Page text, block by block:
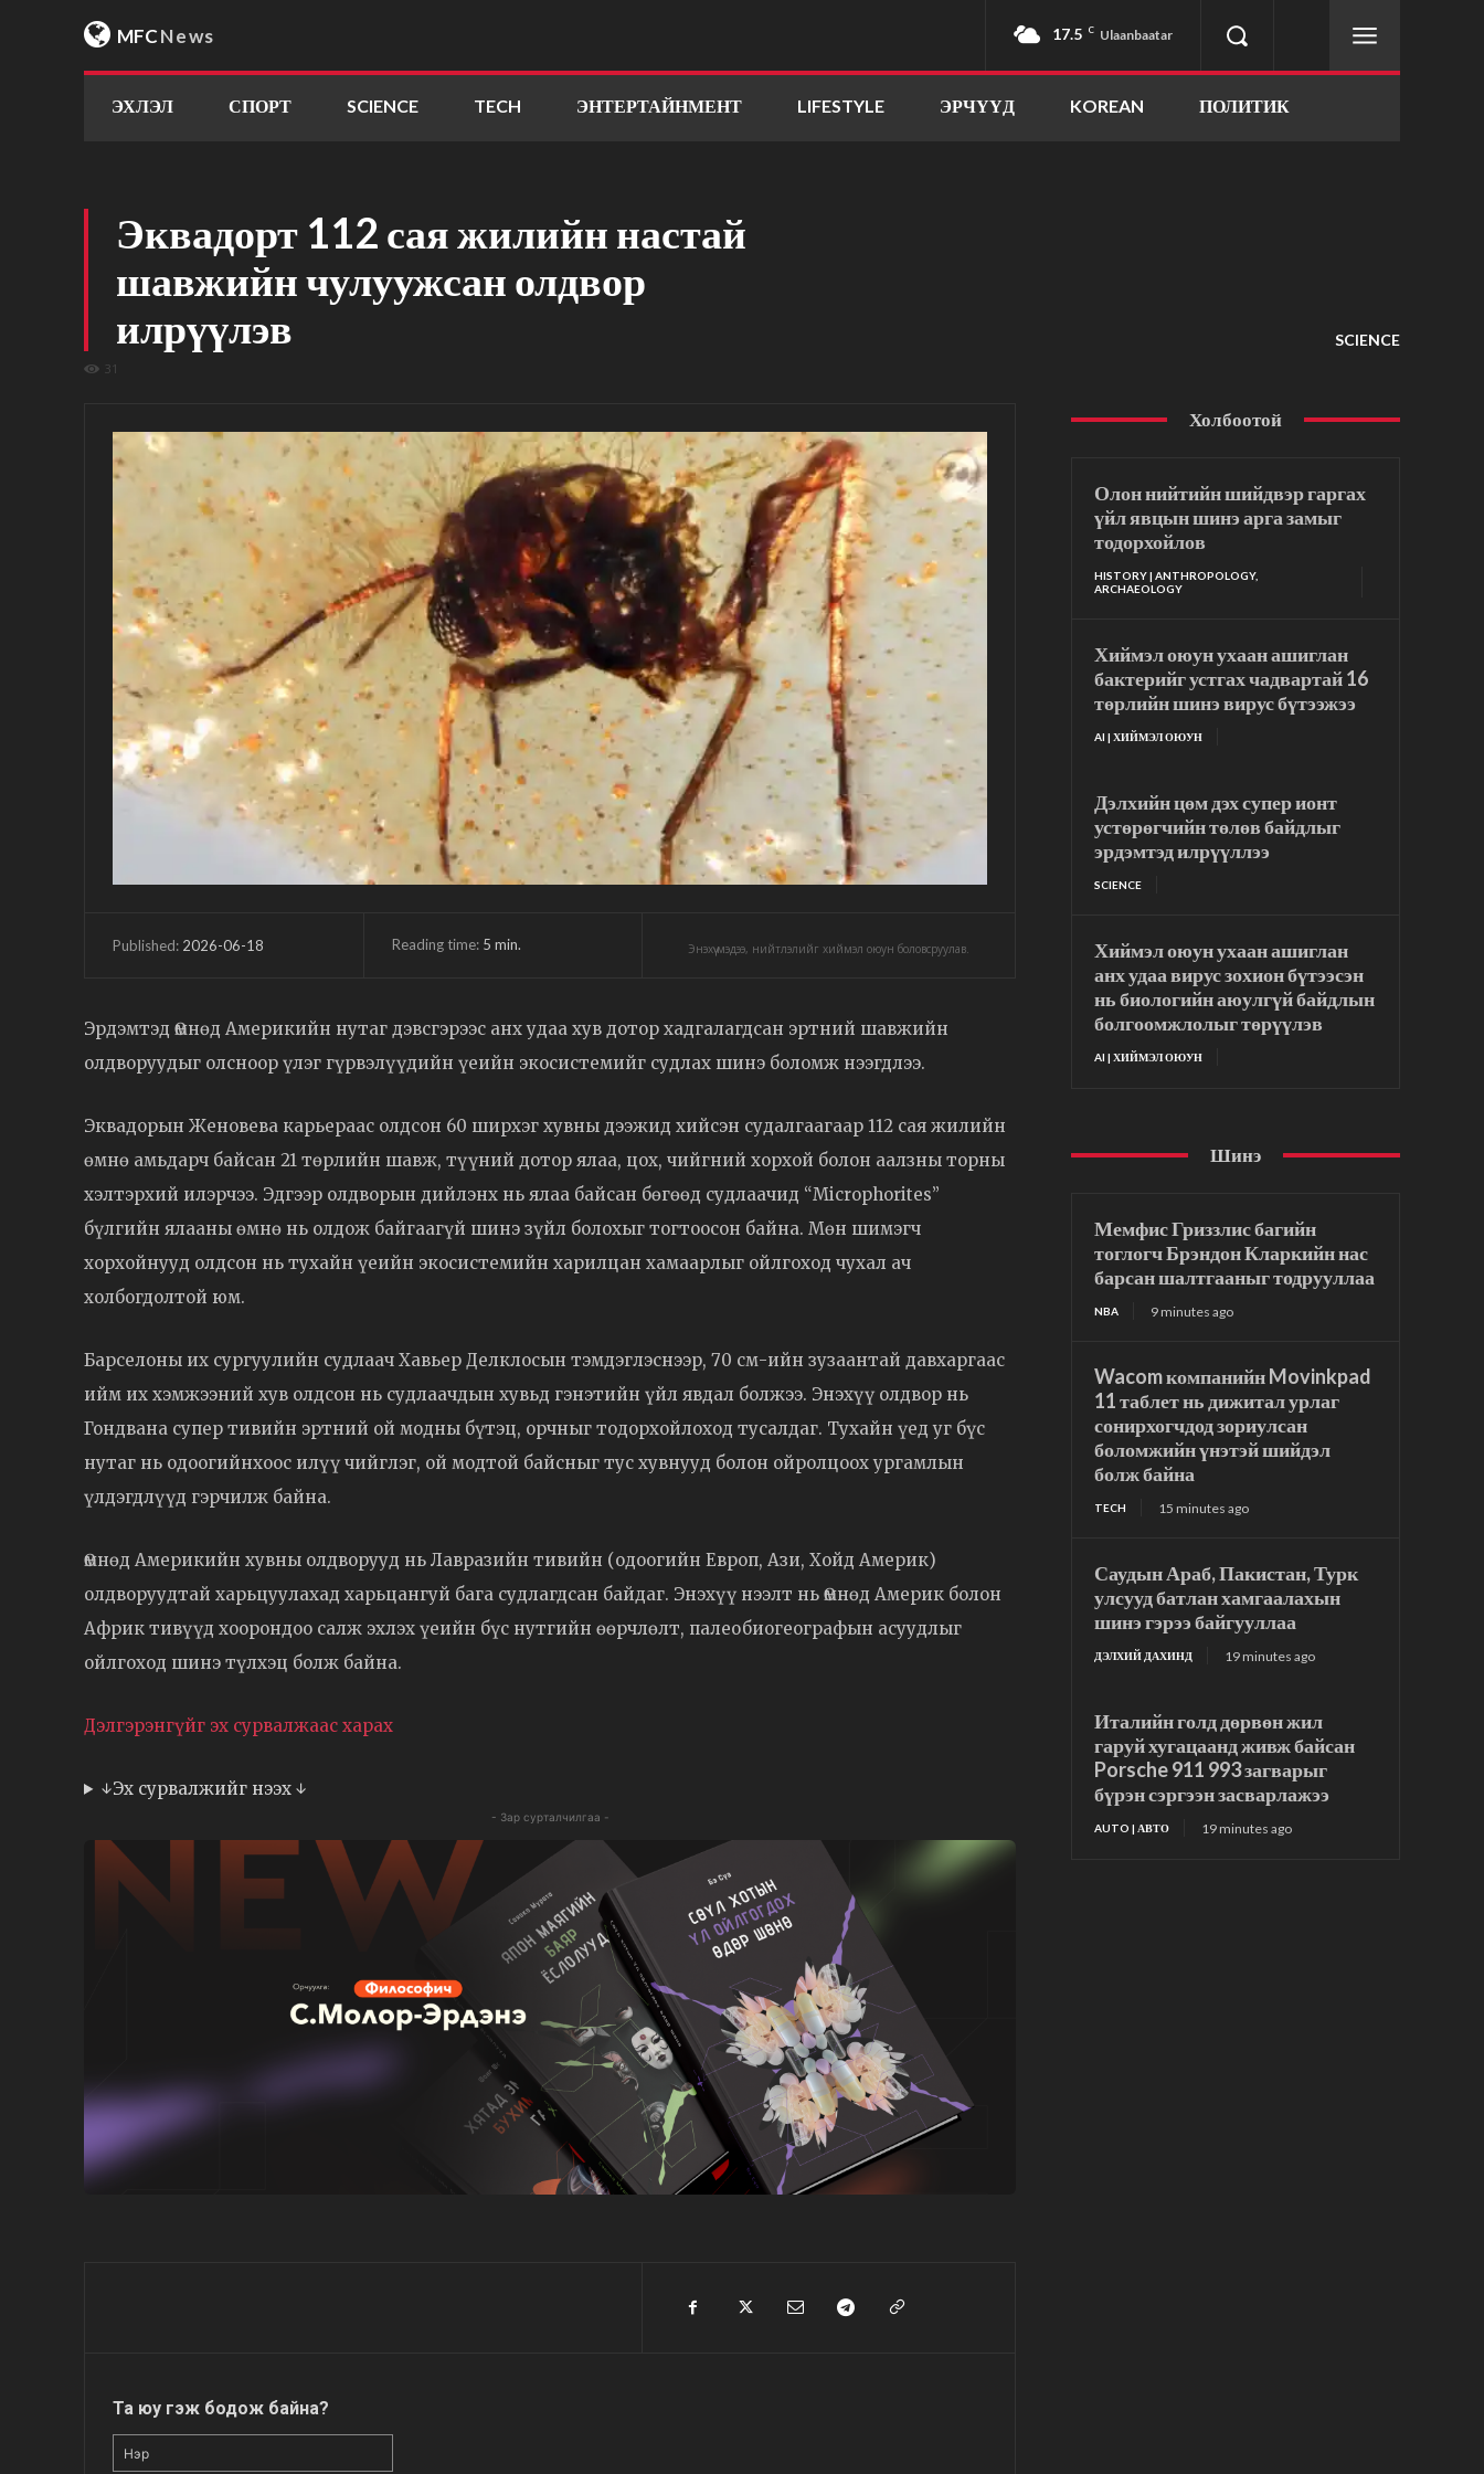
MFCNews 17.5 C Ulaanbaatar
ЭХЛЭЛ СПОРТ SCIENCE TECH ЭНТЕРТАЙНМЕНТ LIFESTYLE ЭРЧҮҮД KOREAN ПОЛИТИК
Эквадорт 112 сая жилийн настай
шавжийн чулуужсан олдвор
илрүүлэв
31
SCIENCE
Published: 2026-06-18 Reading time: 5 min. Энэхүү мэдээ, нийтлэлийг хиймэл оюун боловсруулав.
Эрдэмтэд Өмнөд Америкийн нутаг дэвсгэрээс анх удаа хув дотор хадгалагдсан эртний шавжийн
олдворуудыг олсноор үлэг гүрвэлүүдийн үеийн экосистемийг судлах шинэ боломж нээгдлээ.
Эквадорын Женовева карьераас олдсон 60 ширхэг хувны дээжид хийсэн судалгаагаар 112 сая жилийн
өмнө амьдарч байсан 21 төрлийн шавж, түүний дотор ялаа, цох, чийгний хорхой болон аалзны торны
хэлтэрхий илэрчээ. Эдгээр олдворын дийлэнх нь ялаа байсан бөгөөд судлаачид “Microphorites”
бүлгийн ялааны өмнө нь олдож байгаагүй шинэ зүйл болохыг тогтоосон байна. Мөн шимэгч
хорхойнууд олдсон нь тухайн үеийн экосистемийн харилцан хамаарлыг ойлгоход чухал ач
холбогдолтой юм.
Барселоны их сургуулийн судлаач Хавьер Делклосын тэмдэглэснээр, 70 см-ийн зузаантай давхаргаас
ийм их хэмжээний хув олдсон нь судлаачдын хувьд гэнэтийн үйл явдал болжээ. Энэхүү олдвор нь
Гондвана супер тивийн эртний ой модны бүтэц, орчныг тодорхойлоход тусалдаг. Тухайн үед уг бүс
нутаг нь одоогийнхоос илүү чийглэг, ой модтой байсныг тус хувнууд болон ойролцоох ургамлын
үлдэгдлүүд гэрчилж байна.
Өмнөд Америкийн хувны олдворууд нь Лавразийн тивийн (одоогийн Европ, Ази, Хойд Америк)
олдворуудтай харьцуулахад харьцангуй бага судлагдсан байдаг. Энэхүү нээлт нь Өмнөд Америк болон
Африк тивүүд хоорондоо салж эхлэх үеийн бүс нутгийн өөрчлөлт, палеобиогеографын асуудлыг
ойлгоход шинэ түлхэц болж байна.
Дэлгэрэнгүйг эх сурвалжаас харах
↓Эх сурвалжийг нээх ↓
- Зар сурталчилгаа -
Та юу гэж бодож байна?
Холбоотой
Олон нийтийн шийдвэр гаргах
үйл явцын шинэ арга замыг
тодорхойлов
HISTORY | ANTHROPOLOGY,
ARCHAEOLOGY
Хиймэл оюун ухаан ашиглан
бактерийг устгах чадвартай 16
төрлийн шинэ вирус бүтээжээ
AI | ХИЙМЭЛ ОЮУН
Дэлхийн цөм дэх супер ионт
устөрөгчийн төлөв байдлыг
эрдэмтэд илрүүллээ
SCIENCE
Хиймэл оюун ухаан ашиглан
анх удаа вирус зохион бүтээсэн
нь биологийн аюулгүй байдлын
болгоомжлолыг төрүүлэв
AI | ХИЙМЭЛ ОЮУН
Шинэ
Мемфис Гриззлис багийн
тоглогч Брэндон Кларкийн нас
барсан шалтгааныг тодрууллаа
NBA 9 minutes ago
Wacom компанийн Movinkpad
11 таблет нь дижитал урлаг
сонирхогчдод зориулсан
боломжийн үнэтэй шийдэл
болж байна
TECH 15 minutes ago
Саудын Араб, Пакистан, Турк
улсууд батлан хамгаалахын
шинэ гэрээ байгууллаа
ДЭЛХИЙ ДАХИНД 19 minutes ago
Италийн голд дөрвөн жил
гаруй хугацаанд живж байсан
Porsche 911 993 загварыг
бүрэн сэргээн засварлажээ
AUTO | АВТО 19 minutes ago